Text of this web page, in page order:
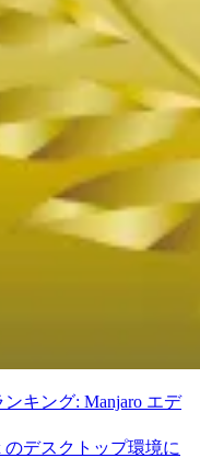
キング: Manjaro エデ
のデスクトップ環境に